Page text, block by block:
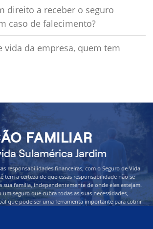
direito a receber o seguro
caso de falecimento?
vida da empresa, quem tem
FAMILIAR
Sulamérica Jardim
responsabilidades financeiras, com o Seguro de Vida
tem a certeza de que essas responsabilidade não se
sua família, independentemente de onde eles estejam.
seguro que cubra todas as suas necessidades,
que pode ser uma ferramenta importante para cobrir